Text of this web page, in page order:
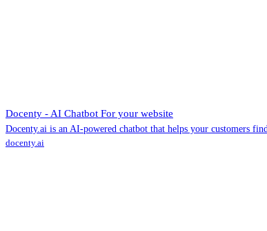
Docenty - AI Chatbot For your website
Docenty.ai is an AI-powered chatbot that helps your customers
docenty.ai